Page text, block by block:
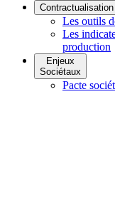
Contractualisation
Les outils
Les
production
Enjeux
Sociétaux
Pacte